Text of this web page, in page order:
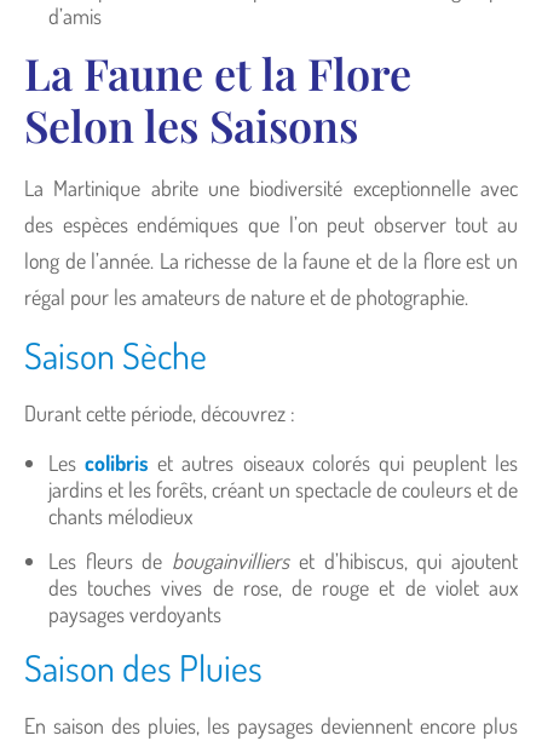
d’amis
La Faune et la Flore
Selon les Saisons
La Martinique abrite une biodiversité exceptionnelle avec
des espèces endémiques que l’on peut observer tout au
long de l’année. La richesse de la faune et de la flore est un
régal pour les amateurs de nature et de photographie.
Saison Sèche
Durant cette période, découvrez :
Lescolibris et autres oiseaux colorés qui peuplent les
jardins et les forêts, créant un spectacle de couleurs et de
chants mélodieux
Les fleurs de bougainvillierset d’hibiscus, qui ajoutent
des touches vives de rose, de rouge et de violet aux
paysages verdoyants
Saison des Pluies
En saison des pluies, les paysages deviennent encore plus